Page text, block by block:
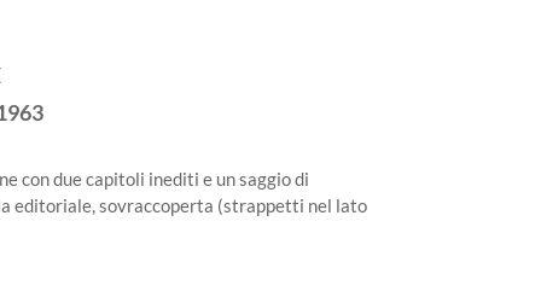
con due capitoli inediti e un saggio di
editoriale, sovraccoperta (strappetti nel lato